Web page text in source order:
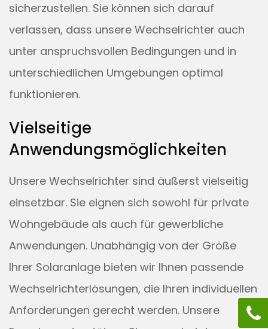
sicherzustellen. Sie können sich darauf
verlassen, dass unsere Wechselrichter auch
unter anspruchsvollen Bedingungen und in
unterschiedlichen Umgebungen optimal
funktionieren.
Vielseitige
Anwendungsmöglichkeiten
Unsere Wechselrichter sind äußerst vielseitig
einsetzbar. Sie eignen sich sowohl für private
Wohngebäude als auch für gewerbliche
Anwendungen. Unabhängig von der Größe
Ihrer Solaranlage bieten wir Ihnen passende
Wechselrichterlösungen, die Ihren individuellen
Anforderungen gerecht werden. Unsere